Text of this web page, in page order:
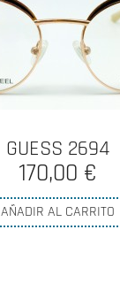
GUESS 2694
170,00 €
AÑADIR AL CARRITO